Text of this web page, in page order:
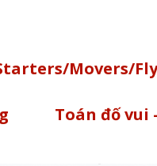
Movers/
Toán đố vui